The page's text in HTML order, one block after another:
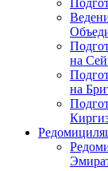
на
на